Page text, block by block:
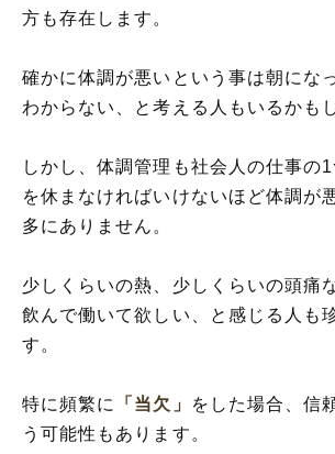
方も存在します。
確かに体調が悪いという事は朝にな
わからない、と考える人もいるかも
しかし、体調管理も社会人の仕事の
を休まなければいけないほど体調が
多にありません。
少しくらいの熱、少しくらいの頭痛
飲んで働いて欲しい、と感じる人も
す。
特に頻繁に 「当欠」
をした場合、信
う可能性もあります。